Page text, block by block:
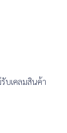
บเคลมสินค้า